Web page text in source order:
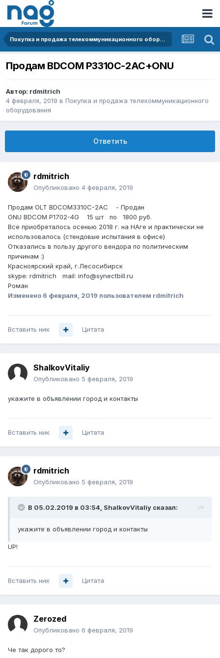
Покупка и продажа телекоммуникационного оборудования
Продам BDCOM P3310C-2AC+ONU
Автор: rdmitrich
4 февраля, 2019 в Покупка и продажа телекоммуникационного
оборудования
Ответить
rdmitrich
Опубликовано 4 февраля, 2019
Продам OLT BDCOM3310C-2AC - Продан
ONU BDCOM P1702-4G 15 шт по 1800 руб.
Все приобреталось осенью 2018 г. на НАге и практически не
использовалось (стендовые испытания в офисе)
Отказались в пользу другого вендора по политическим
причинам :)
Красноярский край, г.Лесосибирск
skype: rdmitrich mail: info@synectbill.ru
Роман
Изменено 6 февраля, 2019 пользователем rdmitrich
Вставить ник Цитата
ShalkovVitaliy
Опубликовано 5 февраля, 2019
укажите в объявлении город и контакты
Вставить ник Цитата
rdmitrich
Опубликовано 5 февраля, 2019
В 05.02.2019 в 03:54, ShalkovVitaliy сказал:
укажите в объявлении город и контакты
UP!
Вставить ник Цитата
Zerozed
Опубликовано 6 февраля, 2019
Че так дорого то?